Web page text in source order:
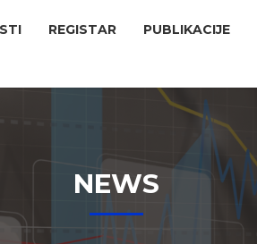
REGISTAR PUBLIKACIJE
NEWS